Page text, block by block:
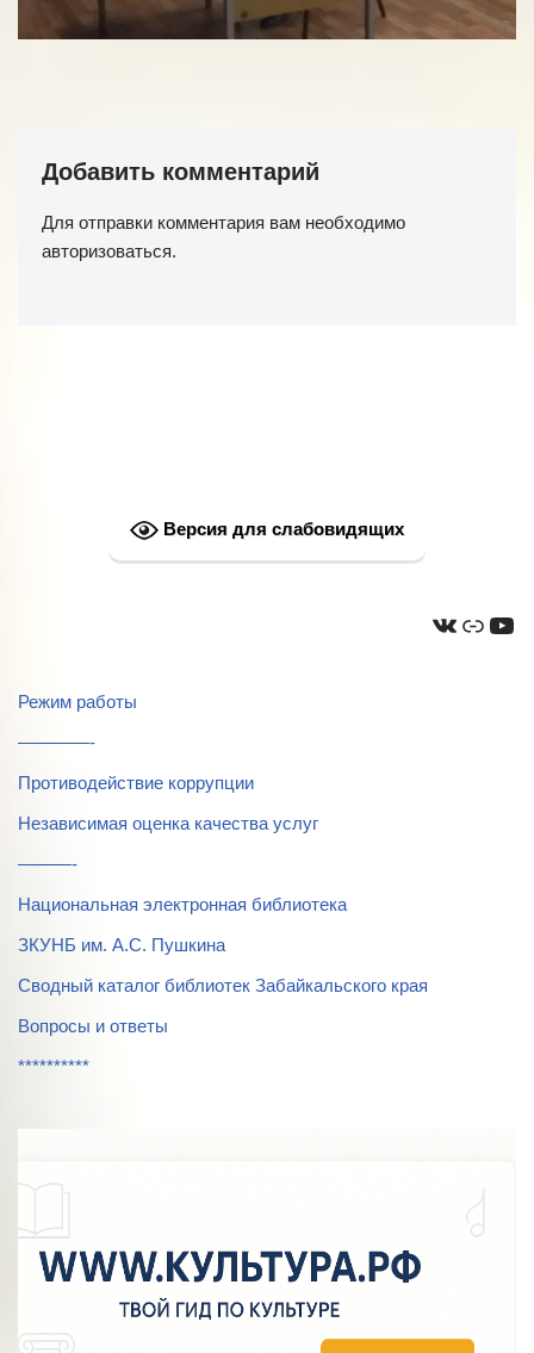
Добавить комментарий
Для отправки комментария вам необходимо
авторизоваться.
Версия для слабовидящих
Режим работы
————-
Противодействие коррупции
Независимая оценка качества услуг
———-
Национальная электронная библиотека
ЗКУНБ им. А.С. Пушкина
Сводный каталог библиотек Забайкальского края
Вопросы и ответы
**********